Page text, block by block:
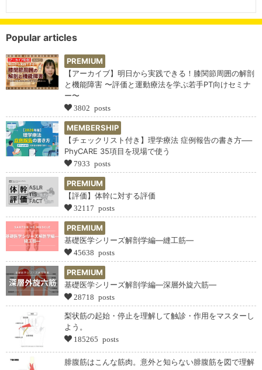
Popular articles
PREMIUM
【アーカイブ】明日から実践できる！膝関節周囲の解剖
と機能障害 〜評価と運動療法を学ぶ若手PT向けセミナ
ー〜
3802 posts
MEMBERSHIP
【チェックリスト付き】理学療法 症例報告の書き方──
PhyCARE 35項目を現場で使う
7933 posts
PREMIUM
【評価】体幹に対する評価
32117 posts
PREMIUM
基礎医学シリーズ解剖学編―縫工筋―
45638 posts
PREMIUM
基礎医学シリーズ解剖学編―深層外旋六筋―
28718 posts
梨状筋の起始・停止を理解して触診・作用をマスターし
よう。
185265 posts
腓腹筋はこんな筋肉。意外と知らない腓腹筋を図で理解